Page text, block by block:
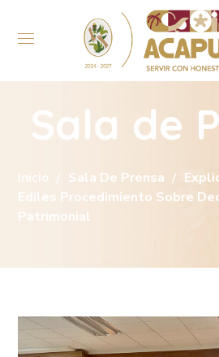
Sala de
Inicio Sala De Prensa
Ediles Procedimiento Sobre
Patrimonial